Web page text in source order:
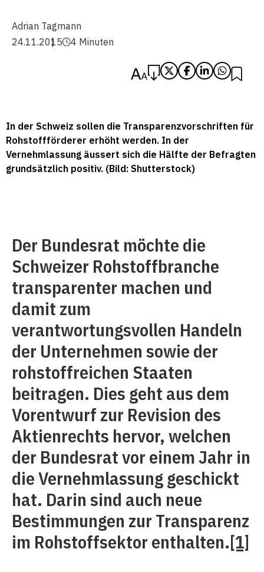
Adrian Tagmann
24.11.2015
4 Minuten
In der Schweiz sollen die Transparenzvorschriften für
Rohstoffförderer erhöht werden. In der
Vernehmlassung äussert sich die Hälfte der Befragten
grundsätzlich positiv. (Bild: Shutterstock)
Der Bundesrat möchte die
Schweizer Rohstoffbranche
transparenter machen und
damit zum
verantwortungsvollen Handeln
der Unternehmen sowie der
rohstoffreichen Staaten
beitragen. Dies geht aus dem
Vorentwurf zur Revision des
Aktienrechts hervor, welchen
der Bundesrat vor einem Jahr in
die Vernehmlassung geschickt
hat. Darin sind auch neue
Bestimmungen zur Transparenz
im Rohstoffsektor enthalten.[1]